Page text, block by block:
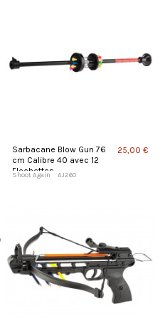
Sarbacane Blow Gun 76
cm Calibre 40 avec 12
Flechettes
Shoot Again AJ260
25,00 €